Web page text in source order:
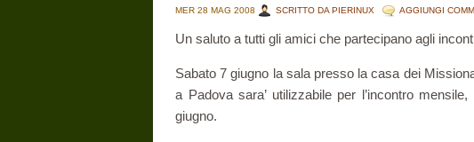
MER 28 MAG 2008 SCRITTO DA PIERINUX AGGIUNGI
Un saluto a tutti gli amici che partecipano agli
Sabato 7 giugno la sala presso la casa dei
a Padova sara’ utilizzabile per l’incontro
giugno.